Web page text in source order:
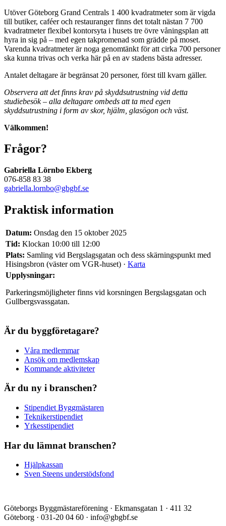
Utöver Göteborg Grand Centrals 1 400 kvadratmeter som är vigda
till butiker, caféer och restauranger finns det totalt nästan 7 700
kvadratmeter flexibel kontorsyta i husets tre övre våningsplan att
hyra in sig på – med egen takpromenad som grädde på moset.
Varenda kvadratmeter är noga genomtänkt för att cirka 700 personer
ska kunna trivas och verka här på en av stadens bästa adresser.
Antalet deltagare är begränsat 20 personer, först till kvarn gäller.
Observera att det finns krav på skyddsutrustning vid detta
studiebesök – alla deltagare ombeds att ta med egen
skyddsutrustning i form av skor, hjälm, glasögon och väst.
Välkommen!
Frågor?
Gabriella Lörnbo Ekberg
076-858 83 38
gabriella.lornbo@gbgbf.se
Praktisk information
Datum: Onsdag den 15 oktober 2025
Tid: Klockan 10:00 till 12:00
Plats: Samling vid Bergslagsgatan och dess skärningspunkt med
Hisingsbron (väster om VGR-huset) · Karta
Upplysningar:
Parkeringsmöjligheter finns vid korsningen Bergslagsgatan och
Gullbergsvassgatan.
Är du byggföretagare?
Våra medlemmar
Ansök om medlemskap
Kommande aktiviteter
Är du ny i branschen?
Stipendiet Byggmästaren
Teknikerstipendiet
Yrkesstipendiet
Har du lämnat branschen?
Hjälpkassan
Sven Steens understödsfond
Göteborgs Byggmästareförening · Ekmansgatan 1 · 411 32
Göteborg · 031-20 04 60 · info@gbgbf.se